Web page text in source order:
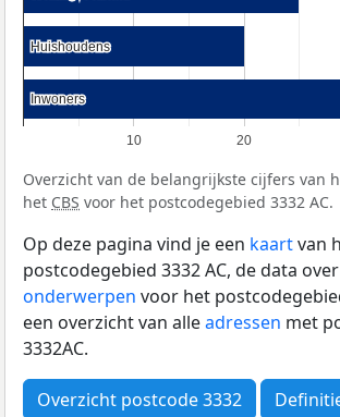
10 20
Huishoudens
Huishoudens
Inwoners
Inwoners
Overzicht van de belangrijkste cijfers van
het CBS voor het postcodegebied 3332 AC.
Op deze pagina vind je een kaartvan
postcodegebied 3332 AC, de data
onderwerpen voor het
een overzicht van alleadressen met
3332AC.
Overzicht postcode 3332